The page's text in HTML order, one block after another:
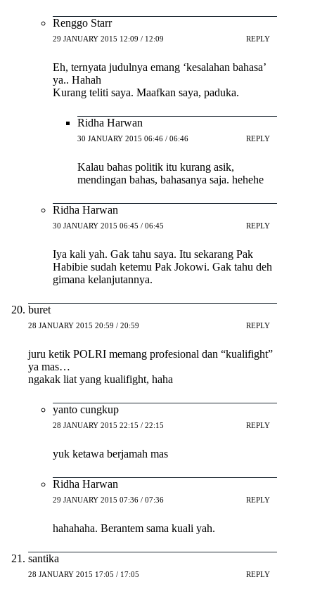
Renggo Starr
29 JANUARY 2015 12:09 / 12:09 REPLY
Eh, ternyata judulnya emang ‘kesalahan bahasa’
ya.. Hahah
Kurang teliti saya. Maafkan saya, paduka.
Ridha Harwan
30 JANUARY 2015 06:46 / 06:46 REPLY
Kalau bahas politik itu kurang asik,
mendingan bahas, bahasanya saja. hehehe
Ridha Harwan
30 JANUARY 2015 06:45 / 06:45 REPLY
Iya kali yah. Gak tahu saya. Itu sekarang Pak
Habibie sudah ketemu Pak Jokowi. Gak tahu deh
gimana kelanjutannya.
buret
28 JANUARY 2015 20:59 / 20:59 REPLY
juru ketik POLRI memang profesional dan “kualifight”
ya mas…
ngakak liat yang kualifight, haha
yanto cungkup
28 JANUARY 2015 22:15 / 22:15 REPLY
yuk ketawa berjamah mas
Ridha Harwan
29 JANUARY 2015 07:36 / 07:36 REPLY
hahahaha. Berantem sama kuali yah.
santika
28 JANUARY 2015 17:05 / 17:05 REPLY